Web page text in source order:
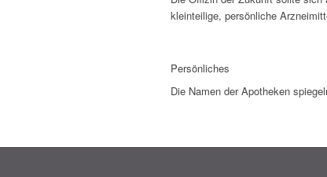
kleinteilige, persönliche
Persönliches
Die Namen der Apotheken